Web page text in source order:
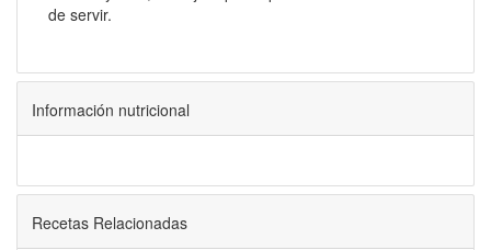
de servir.
Información nutricional
Recetas Relacionadas